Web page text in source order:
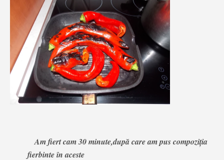
Am fiert cam 30 minute,după care am pus compoziţia
fierbinte în aceste